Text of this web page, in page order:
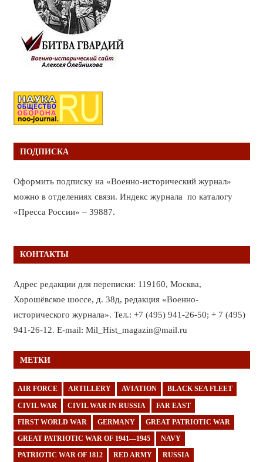
ПОДПИСКА
Оформить подписку на «Военно-исторический журнал»
можно в отделениях связи. Индекс журнала по каталогу
«Пресса России» – 39887.
КОНТАКТЫ
Адрес редакции для переписки: 119160, Москва,
Хорошёвское шоссе, д. 38д, редакция «Военно-
исторического журнала». Тел.: +7 (495) 941-26-50; + 7 (495)
941-26-12. E-mail: Mil_Hist_magazin@mail.ru
МЕТКИ
AIR FORCE ARTILLERY AVIATION BLACK SEA FLEET
CIVIL WAR CIVIL WAR IN RUSSIA FAR EAST
FIRST WORLD WAR GERMANY GREAT PATRIOTIC WAR
GREAT PATRIOTIC WAR OF 1941—1945 NAVY
PATRIOTIC WAR OF 1812 RED ARMY RUSSIA